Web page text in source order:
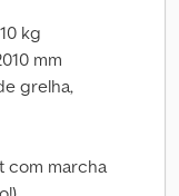
kg
mm
grelha,
com marcha